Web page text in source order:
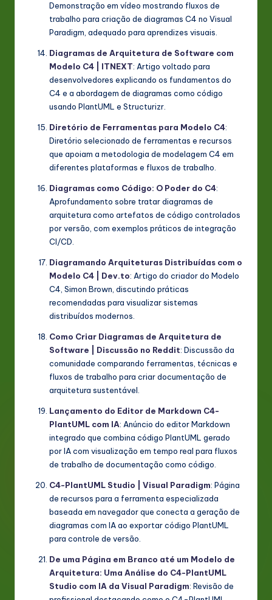
Demonstração em vídeo mostrando fluxos de
trabalho para criação de diagramas C4 no Visual
Paradigm, adequado para aprendizes visuais.
Diagramas de Arquitetura de Software com
Modelo C4 | ITNEXT: Artigo voltado para
desenvolvedores explicando os fundamentos do
C4 e a abordagem de diagramas como código
usando PlantUML e Structurizr.
Diretório de Ferramentas para Modelo C4:
Diretório selecionado de ferramentas e recursos
que apoiam a metodologia de modelagem C4 em
diferentes plataformas e fluxos de trabalho.
Diagramas como Código: O Poder do C4:
Aprofundamento sobre tratar diagramas de
arquitetura como artefatos de código controlados
por versão, com exemplos práticos de integração
CI/CD.
Diagramando Arquiteturas Distribuídas com o
Modelo C4 | Dev.to: Artigo do criador do Modelo
C4, Simon Brown, discutindo práticas
recomendadas para visualizar sistemas
distribuídos modernos.
Como Criar Diagramas de Arquitetura de
Software | Discussão no Reddit: Discussão da
comunidade comparando ferramentas, técnicas e
fluxos de trabalho para criar documentação de
arquitetura sustentável.
Lançamento do Editor de Markdown C4-
PlantUML com IA: Anúncio do editor Markdown
integrado que combina código PlantUML gerado
por IA com visualização em tempo real para fluxos
de trabalho de documentação como código.
C4-PlantUML Studio | Visual Paradigm: Página
de recursos para a ferramenta especializada
baseada em navegador que conecta a geração de
diagramas com IA ao exportar código PlantUML
para controle de versão.
De uma Página em Branco até um Modelo de
Arquitetura: Uma Análise do C4-PlantUML
Studio com IA da Visual Paradigm: Revisão de